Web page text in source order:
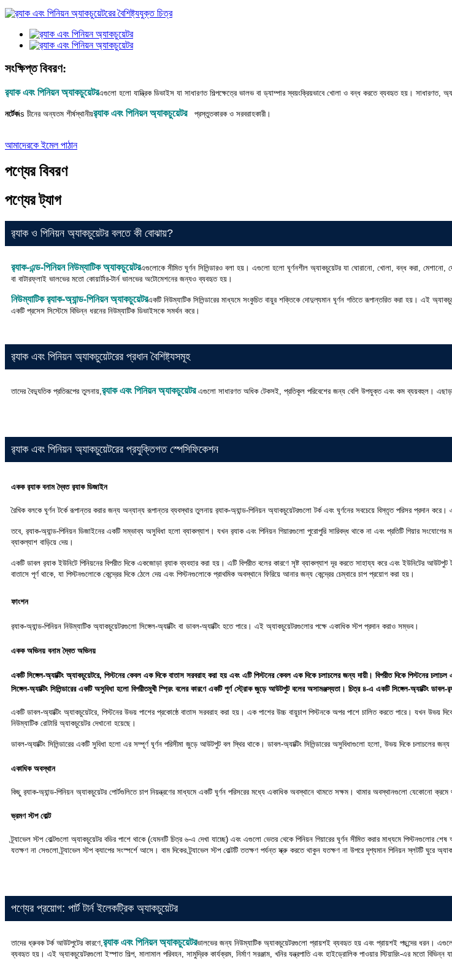
সংক্ষিপ্ত বিবরণ:
র‍্যাক এবং পিনিয়ন অ্যাকচুয়েটরএগুলো হলো যান্ত্রিক ডিভাইস যা সাধারণত শিল্পক্ষেত্রে ভালভ বা ড্যাম্পার স্বয়ংক্রিয়ভাবে খোলা ও বন্ধ করতে ব্যবহৃত হয়। সাধারণত,
নর্টেকis চীনের অন্যতম শীর্ষস্থানীয়র‍্যাক এবং পিনিয়ন অ্যাকচুয়েটর প্রস্তুতকারক ও সরবরাহকারী।
আমাদেরকে ইমেল পাঠান
পণ্যের বিবরণ
পণ্যের ট্যাগ
র‍্যাক ও পিনিয়ন অ্যাকচুয়েটর বলতে কী বোঝায়?
র‍্যাক-এন্ড-পিনিয়ন নিউম্যাটিক অ্যাকচুয়েটরএগুলোকে সীমিত ঘূর্ণন সিলিন্ডারও বলা হয়। এগুলো হলো ঘূর্ণনশীল অ্যাকচুয়েটর যা ঘোরানো, খোলা, বন্ধ করা,
বা বাটারফ্লাই ভালভের মতো কোয়ার্টার-টার্ন ভালভের অটোমেশনের জন্যও ব্যবহৃত হয়।
নিউম্যাটিক র‍্যাক-অ্যান্ড-পিনিয়ন অ্যাকচুয়েটরএকটি নিউম্যাটিক সিলিন্ডারের মাধ্যমে সংকুচিত বায়ুর শক্তিকে দোদুল্যমান ঘূর্ণন গতিতে রূপান্তরিত করা হয়। এই
একটি প্রসেস সিস্টেমে বিভিন্ন ধরনের নিউম্যাটিক ডিভাইসকে সমর্থন করে।
র‍্যাক এবং পিনিয়ন অ্যাকচুয়েটরের প্রধান বৈশিষ্ট্যসমূহ
তাদের বৈদ্যুতিক প্রতিরূপের তুলনায়, র‍্যাক এবং পিনিয়ন অ্যাকচুয়েটর এগুলো সাধারণত অধিক টেকসই, প্রতিকূল পরিবেশের জন্য বেশি উপযুক্ত এবং কম ব্যয়বহুল।
র‍্যাক এবং পিনিয়ন অ্যাকচুয়েটরের প্রযুক্তিগত স্পেসিফিকেশন
একক র‍্যাক বনাম দ্বৈত র‍্যাক ডিজাইন
রৈখিক বলকে ঘূর্ণন টর্কে রূপান্তর করার জন্য অন্যান্য রূপান্তর ব্যবস্থার তুলনায় র‍্যাক-অ্যান্ড-পিনিয়ন অ্যাকচুয়েটরগুলো টর্ক এবং ঘূর্ণনের সবচেয়ে বিস্তৃত পরিসর প্রদান
তবে, র‍্যাক-অ্যান্ড-পিনিয়ন ডিজাইনের একটি সম্ভাব্য অসুবিধা হলো ব্যাকল্যাশ। যখন র‍্যাক এবং পিনিয়ন গিয়ারগুলো পুরোপুরি সারিবদ্ধ থাকে না এবং প্রতিটি গিয়ার
ব্যাকল্যাশ বাড়িয়ে দেয়।
একটি ডাবল র‍্যাক ইউনিটে পিনিয়নের বিপরীত দিকে একজোড়া র‍্যাক ব্যবহার করা হয়। এটি বিপরীত বলের কারণে সৃষ্ট ব্যাকল্যাশ দূর করতে সাহায্য করে এবং ইউনিটের আউটপুট
বাতাসে পূর্ণ থাকে, যা পিস্টনগুলোকে কেন্দ্রের দিকে ঠেলে দেয় এবং পিস্টনগুলোকে প্রাথমিক অবস্থানে ফিরিয়ে আনার জন্য কেন্দ্রের চেম্বারে চাপ প্রয়োগ করা হয়।
ফাংশন
র‍্যাক-অ্যান্ড-পিনিয়ন নিউম্যাটিক অ্যাকচুয়েটরগুলো সিঙ্গেল-অ্যাক্টিং বা ডাবল-অ্যাক্টিং হতে পারে। এই অ্যাকচুয়েটরগুলোর পক্ষে একাধিক স্টপ প্রদান করাও সম্ভব।
একক অভিনয় বনাম দ্বৈত অভিনয়
একটি সিঙ্গেল-অ্যাক্টিং অ্যাকচুয়েটরে, পিস্টনের কেবল এক দিকে বাতাস সরবরাহ করা হয় এবং এটি পিস্টনের কেবল এক দিকে চলাচলের জন্য দায়ী। বিপরীত দিকে পিস্টনের
সিঙ্গেল-অ্যাক্টিং সিলিন্ডারের একটি অসুবিধা হলো বিপরীতমুখী স্প্রিং বলের কারণে একটি পূর্ণ স্ট্রোক জুড়ে আউটপুট বলের অসামঞ্জস্যতা। চিত্র ৪-এ একটি সিঙ্গেল-অ্যাক্টিং
একটি ডাবল-অ্যাক্টিং অ্যাকচুয়েটরে, পিস্টনের উভয় পাশের প্রকোষ্ঠে বাতাস সরবরাহ করা হয়। এক পাশের উচ্চ বায়ুচাপ পিস্টনকে অপর পাশে চালিত করতে পারে। যখন
নিউম্যাটিক রোটারি অ্যাকচুয়েটর দেখানো হয়েছে।
ডাবল-অ্যাক্টিং সিলিন্ডারের একটি সুবিধা হলো এর সম্পূর্ণ ঘূর্ণন পরিসীমা জুড়ে আউটপুট বল স্থির থাকে। ডাবল-অ্যাক্টিং সিলিন্ডারের অসুবিধাগুলো হলো, উভয় দিকে চলাচলের
একাধিক অবস্থান
কিছু র‍্যাক-অ্যান্ড-পিনিয়ন অ্যাকচুয়েটর পোর্টগুলিতে চাপ নিয়ন্ত্রণের মাধ্যমে একটি ঘূর্ণন পরিসরের মধ্যে একাধিক অবস্থানে থামতে সক্ষম। থামার অবস্থানগুলো যেকোনো
ভ্রমণ স্টপ বোল্ট
ট্র্যাভেল স্টপ বোল্টগুলো অ্যাকচুয়েটর বডির পাশে থাকে (যেমনটি চিত্র ৬-এ দেখা যাচ্ছে) এবং এগুলো ভেতর থেকে পিনিয়ন গিয়ারের ঘূর্ণন সীমিত করার মাধ্যমে
যতক্ষণ না সেগুলো ট্র্যাভেল স্টপ ক্যাপের সংস্পর্শে আসে। বাম দিকের ট্র্যাভেল স্টপ বোল্টটি ততক্ষণ পর্যন্ত স্ক্রু করতে থাকুন যতক্ষণ না উপরে দৃশ্যমান পিনিয়ন স্লটটি ঘুরে
পণ্যের প্রয়োগ: পার্ট টার্ন ইলেকট্রিক অ্যাকচুয়েটর
তাদের ধ্রুবক টর্ক আউটপুটের কারণে,র‍্যাক এবং পিনিয়ন অ্যাকচুয়েটরভালভের জন্য নিউম্যাটিক অ্যাকচুয়েটরগুলো প্রায়শই ব্যবহৃত হয় এবং প্রায়শই পছন্দের ধরন।
ব্যবহৃত হয়। এই অ্যাকচুয়েটরগুলো ইস্পাত শিল্প, মালামাল পরিবহন, সামুদ্রিক কার্যক্রম, নির্মাণ সরঞ্জাম, খনির যন্ত্রপাতি এবং হাইড্রোলিক পাওয়ার স্টিয়ারিং-এর মতো বিভিন্ন